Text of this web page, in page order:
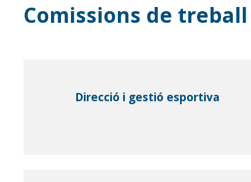
Comissions de treball
Direcció i gestió esportiva